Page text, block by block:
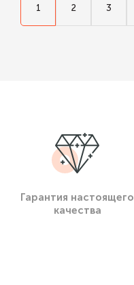
1 2 3
Гарантия настоящего
качества